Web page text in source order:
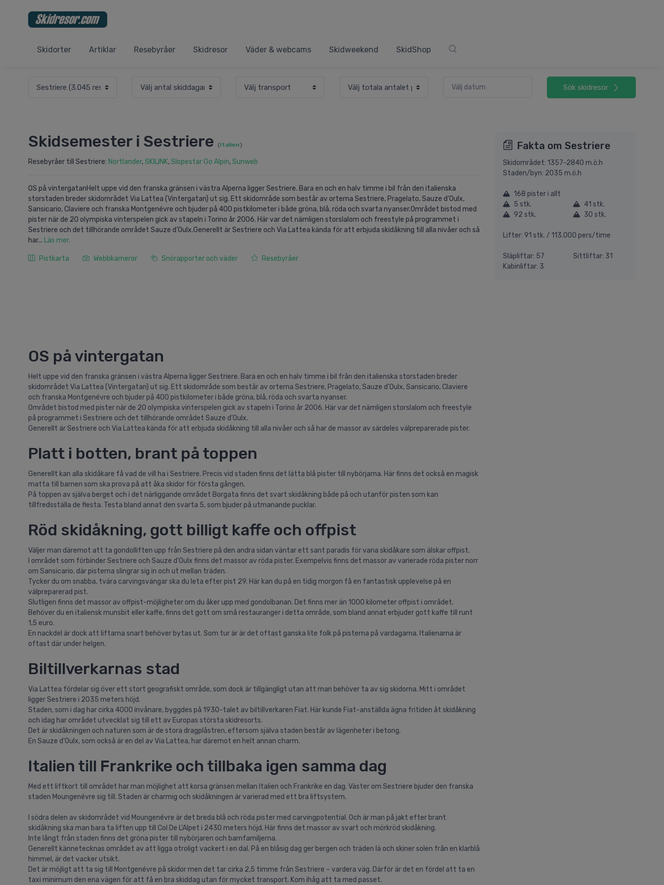
Skidorter Artiklar Resebyråer Skidresor Väder & webcams Skidweekend SkidShop
Sök skidresor
Skidsemester i Sestriere (Italien)
Resebyråer till Sestriere: Nortlander,SKILINK,Slopestar Go Alpin,Sunweb
OS på vintergatanHelt uppe vid den franska gränsen i västra Alperna ligger Sestriere. Bara en och en halv timme i bil från den italienska
storstaden breder skidområdet Via Lattea (Vintergatan) ut sig. Ett skidområde som består av orterna Sestriere, Pragelato, Sauze d’Oulx,
Sansicario, Claviere och franska Montgenévre och bjuder på 400 pistkilometer i både gröna, blå, röda och svarta nyanser.Området bistod med
pister när de 20 olympiska vinterspelen gick av stapeln i Torino år 2006. Här var det nämligen storslalom och freestyle på programmet i
Sestriere och det tillhörande området Sauze d’Oulx.Generellt är Sestriere och Via Lattea kända för att erbjuda skidåkning till alla nivåer och så
har... Läs mer.
Pistkarta Webbkameror Snörapporter och väder Resebyråer
Fakta om Sestriere
Skidområdet: 1357-2840 m.ö.h
Staden/byn: 2035 m.ö.h
168 pister i allt
5 stk.
41 stk.
92 stk.
30 stk.
Lifter: 91 stk. / 113.000 pers/time
Släpliftar: 57
Sittliftar: 31
Kabinliftar: 3
OS på vintergatan
Helt uppe vid den franska gränsen i västra Alperna ligger Sestriere. Bara en och en halv timme i bil från den italienska storstaden breder
skidområdet Via Lattea (Vintergatan) ut sig. Ett skidområde som består av orterna Sestriere, Pragelato, Sauze d’Oulx, Sansicario, Claviere
och franska Montgenévre och bjuder på 400 pistkilometer i både gröna, blå, röda och svarta nyanser.
Området bistod med pister när de 20 olympiska vinterspelen gick av stapeln i Torino år 2006. Här var det nämligen storslalom och freestyle
på programmet i Sestriere och det tillhörande området Sauze d’Oulx.
Generellt är Sestriere och Via Lattea kända för att erbjuda skidåkning till alla nivåer och så har de massor av särdeles välpreparerade pister.
Platt i botten, brant på toppen
Generellt kan alla skidåkare få vad de vill ha i Sestriere. Precis vid staden finns det lätta blå pister till nybörjarna. Här finns det också en magisk
matta till barnen som ska prova på att åka skidor för första gången.
På toppen av själva berget och i det närliggande området Borgata finns det svart skidåkning både på och utanför pisten som kan
tillfredsställa de flesta. Testa bland annat den svarta 5, som bjuder på utmanande pucklar.
Röd skidåkning, gott billigt kaffe och offpist
Väljer man däremot att ta gondolliften upp från Sestriere på den andra sidan väntar ett sant paradis för vana skidåkare som älskar offpist.
I området som förbinder Sestriere och Sauze d’Oulx finns det massor av röda pister. Exempelvis finns det massor av varierade röda pister norr
om Sansicario, där pisterna slingrar sig in och ut mellan träden.
Tycker du om snabba, tvära carvingsvängar ska du leta efter pist 29. Här kan du på en tidig morgon få en fantastisk upplevelse på en
välpreparerad pist.
Slutligen finns det massor av offpist-möjligheter om du åker upp med gondolbanan. Det finns mer än 1000 kilometer offpist i området.
Behöver du en italiensk munsbit eller kaffe, finns det gott om små restauranger i detta område, som bland annat erbjuder gott kaffe till runt
1,5 euro.
En nackdel är dock att liftarna snart behöver bytas ut. Som tur är är det oftast ganska lite folk på pisterna på vardagarna. Italienarna är
oftast där under helgen.
Biltillverkarnas stad
Via Lattea fördelar sig över ett stort geografiskt område, som dock är tillgängligt utan att man behöver ta av sig skidorna. Mitt i området
ligger Sestriere i 2035 meters höjd.
Staden, som i dag har cirka 4000 invånare, byggdes på 1930-talet av biltillverkaren Fiat. Här kunde Fiat-anställda ägna fritiden åt skidåkning
och idag har området utvecklat sig till ett av Europas största skidresorts.
Det är skidåkningen och naturen som är de stora dragplåstren, eftersom själva staden består av lägenheter i betong.
En Sauze d’Oulx, som också är en del av Via Lattea, har däremot en helt annan charm.
Italien till Frankrike och tillbaka igen samma dag
Med ett liftkort till området har man möjlighet att korsa gränsen mellan Italien och Frankrike en dag. Väster om Sestriere bjuder den franska
staden Moungenévre sig till. Staden är charmig och skidåkningen är varierad med ett bra liftsystem.
I södra delen av skidområdet vid Moungenévre är det breda blå och röda pister med carvingpotential. Och är man på jakt efter brant
skidåkning ska man bara ta liften upp till Col De L’Alpet i 2430 meters höjd. Här finns det massor av svart och mörkröd skidåkning.
Inte långt från staden finns det gröna pister till nybörjaren och barnfamiljerna.
Generellt kännetecknas området av att ligga otroligt vackert i en dal. På en blåsig dag ger bergen och träden lä och skiner solen från en klarblå
himmel, är det vacker utsikt.
Det är möjligt att ta sig till Montgenévre på skidor men det tar cirka 2,5 timme från Sestriere – vardera väg. Därför är det en fördel att ta en
taxi minimum den ena vägen för att få en bra skiddag utan för mycket transport. Kom ihåg att ta med passet.